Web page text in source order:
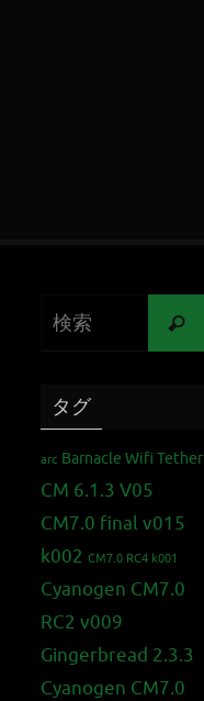
タグ
arc Barnacle Wifi Tether
CM 6.1.3 V05
CM7.0 final v015
k002 CM7.0 RC4 k001
Cyanogen CM7.0
RC2 v009
Gingerbread 2.3.3
Cyanogen CM7.0